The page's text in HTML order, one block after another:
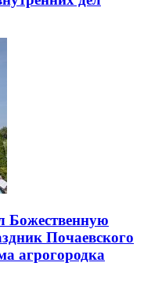
Божественную
Почаевского
агрогородка